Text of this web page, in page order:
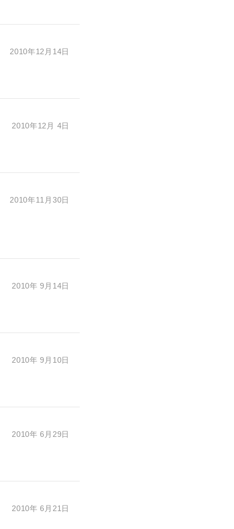
2010年12月14日
2010年12月 4日
2010年11月30日
2010年 9月14日
2010年 9月10日
2010年 6月29日
2010年 6月21日